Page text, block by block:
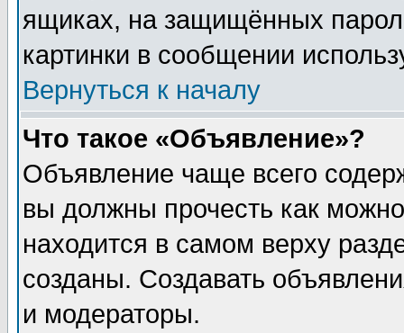
ящиках, на защищённых
картинки в сообщении
Вернуться к началу
Что такое «Объявление»?
Объявление чаще всего
вы должны прочесть как
находится в самом верху
созданы. Создавать
и модераторы.